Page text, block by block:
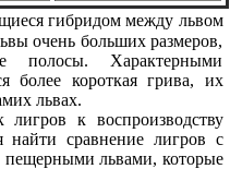
гибридом между львом
очень больших размеров,
полосы. Характерными
более короткая грива, их
львах.
к воспроизводcтву
найти сравнение лигров с
львами, которые